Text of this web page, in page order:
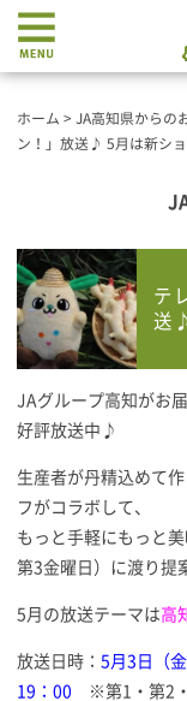
ホーム > JA高知県からの
ン！」放送♪ 5月は新ショ
テ
送
JAグループ高知がお
好評放送中♪
生産者が丹精込めて
フがコラボして、
もっと手軽にもっと
第3金曜日）に渡り提
5月の放送テーマは高
放送日時： 5月3日（
19：00
※第1・第2